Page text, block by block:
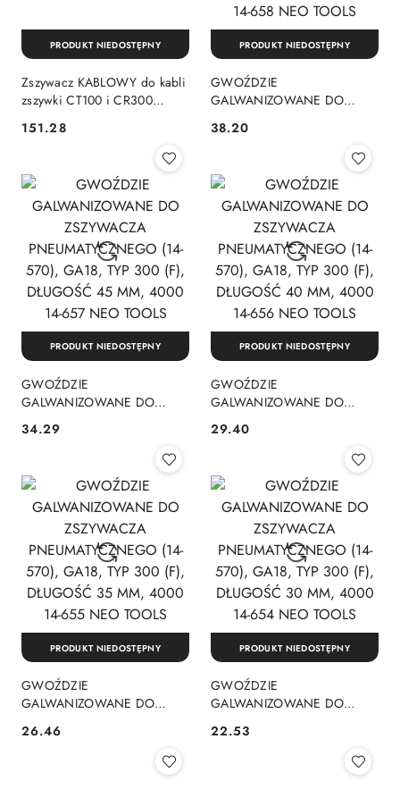
Zszywacz KABLOWY do kabli
zszywki CT100 i CR300
FatMax
Cena:
151.28
PRODUKT NIEDOSTĘPNY
GWOŹDZIE
GALWANIZOWANE DO
PNEUMATYCZNEGO (14-
DŁUGOŚĆ 50 MM, 4000 14-
658 NEO TOOLS
Cena:
38.20
PRODUKT NIEDOSTĘPNY
GWOŹDZIE
GALWANIZOWANE DO
PNEUMATYCZNEGO (14-
DŁUGOŚĆ 45 MM, 4000 14-
657 NEO TOOLS
Cena:
34.29
PRODUKT NIEDOSTĘPNY
GWOŹDZIE
GALWANIZOWANE DO
PNEUMATYCZNEGO (14-
DŁUGOŚĆ 40 MM, 4000 14-
656 NEO TOOLS
Cena:
29.40
PRODUKT NIEDOSTĘPNY
GWOŹDZIE
GALWANIZOWANE DO
PNEUMATYCZNEGO (14-
DŁUGOŚĆ 35 MM, 4000 14-
Cena:
26.46
PRODUKT NIEDOSTĘPNY
GWOŹDZIE
GALWANIZOWANE DO
PNEUMATYCZNEGO (14-
DŁUGOŚĆ 30 MM, 4000 14-
Cena:
22.53
PRODUKT NIEDOSTĘPNY